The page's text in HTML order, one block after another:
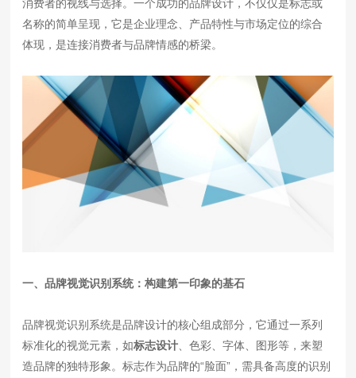
消费者的视线与选择。一个成功的品牌设计，不仅仅是标志或
名称的简单呈现，它是企业理念、产品特性与市场定位的综合
体现，是连接消费者与品牌情感的桥梁。
一、品牌视觉识别系统：构建第一印象的基石
品牌视觉识别系统是品牌设计的核心组成部分，它通过一系列
标准化的视觉元素，如标志设计 、色彩、字体、图形等，来塑
造品牌的独特形象。标志作为品牌的“脸面”，需具备高度的识别